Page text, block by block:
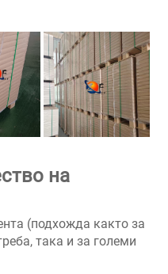
на
(подхожда както за
така и за големи